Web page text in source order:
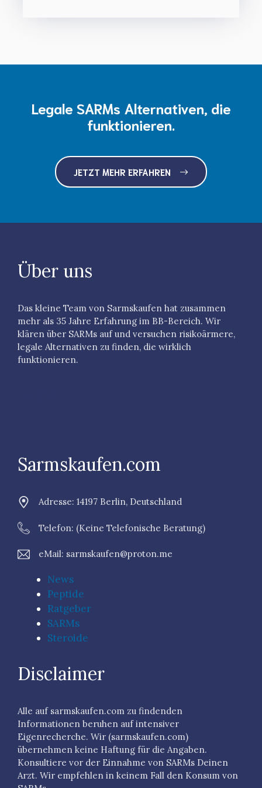
Legale SARMs Alternativen, die
funktionieren.
JETZT MEHR ERFAHREN
Über uns
Das kleine Team von Sarmskaufen hat zusammen
mehr als 35 Jahre Erfahrung im BB-Bereich. Wir
klären über SARMs auf und versuchen risikoärmere,
legale Alternativen zu finden, die wirklich
funktionieren.
Sarmskaufen.com
Adresse: 14197 Berlin, Deutschland
Telefon: (keine Telefonische Beratung)
eMail: sarmskaufen@proton.me
News
Peptide
Ratgeber
SARMs
Steroide
Disclaimer
Alle auf sarmskaufen.com zu findenden
Informationen beruhen auf intensiver
Eigenrecherche. Wir (sarmskaufen.com)
übernehmen keine Haftung für die Angaben.
Konsultiere vor der Einnahme von SARMs Deinen
Arzt. Wir empfehlen in keinem Fall den Konsum von